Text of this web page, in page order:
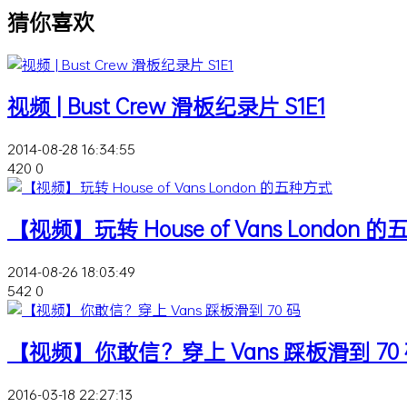
猜你喜欢
视频 | Bust Crew 滑板纪录片 S1E1
2014-08-28 16:34:55
420 0
【视频】玩转 House of Vans London 的
2014-08-26 18:03:49
542 0
【视频】你敢信？穿上 Vans 踩板滑到 70
2016-03-18 22:27:13